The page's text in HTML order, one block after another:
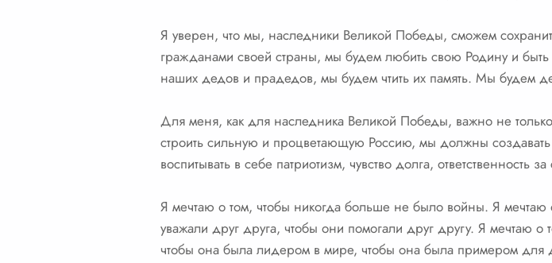
Я уверен, что мы, наследники Великой Победы, сможем
гражданами своей страны, мы будем любить свою Родину и
наших дедов и прадедов, мы будем чтить их память. Мы будем
Для меня, как для наследника Великой Победы, важно не
строить сильную и процветающую Россию, мы должны
воспитывать в себе патриотизм, чувство долга, ответственность
Я мечтаю о том, чтобы никогда больше не было войны. Я
уважали друг друга, чтобы они помогали друг другу. Я мечтаю
чтобы она была лидером в мире, чтобы она была примером для